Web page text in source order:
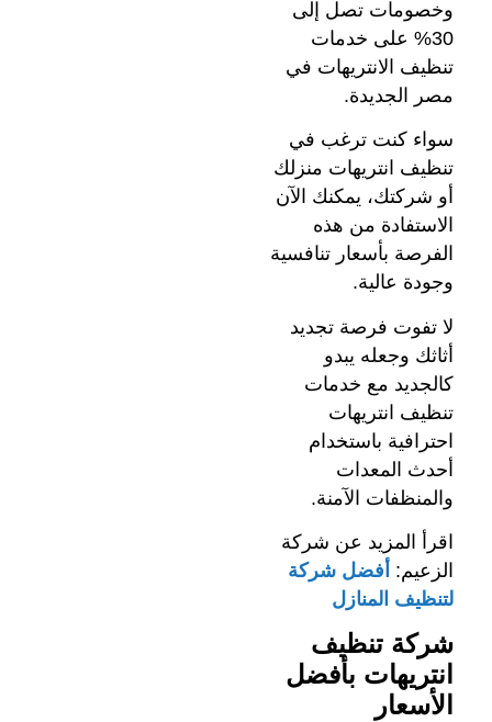
وخصومات تصل إلى
30% على خدمات
تنظيف الانتريهات في
مصر الجديدة.
سواء كنت ترغب في
تنظيف انتريهات منزلك
أو شركتك، يمكنك الآن
الاستفادة من هذه
الفرصة بأسعار تنافسية
وجودة عالية.
لا تفوت فرصة تجديد
أثاثك وجعله يبدو
كالجديد مع خدمات
تنظيف انتريهات
احترافية باستخدام
أحدث المعدات
والمنظفات الآمنة.
اقرأ المزيد عن شركة
الزعيم: أفضل شركة
لتنظيف المنازل
شركة تنظيف
انتريهات بأفضل
الأسعار